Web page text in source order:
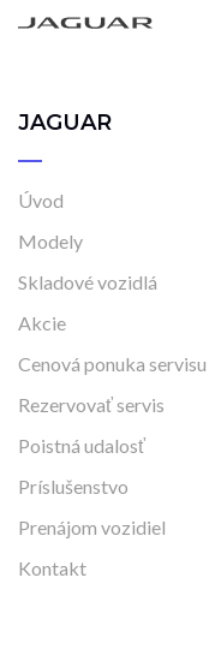
Cena
50 490 €
Stav
Na ceste
Skladom
Vo výrobe
Vo výrobe, s
JAGUAR
Úvod
Modely
Skladové vozidlá
Akcie
Cenová ponuka servisu
Rezervovať servis
Poistná udalosť
Príslušenstvo
Prenájom vozidiel
Kontakt